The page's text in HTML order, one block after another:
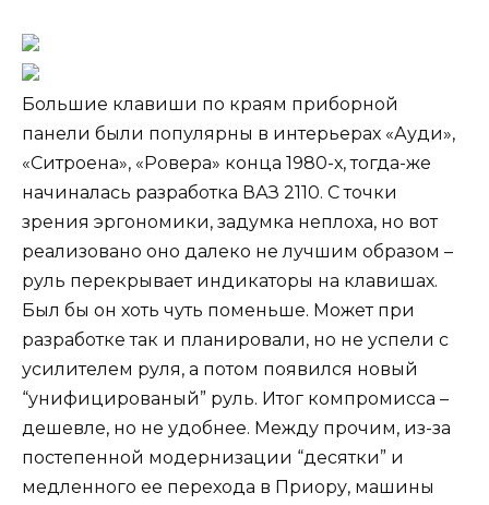
Большие клавиши по краям приборной
панели были популярны в интерьерах «Ауди»,
«Ситроена», «Ровера» конца 1980-х, тогда-же
начиналась разработка ВАЗ 2110. С точки
зрения эргономики, задумка неплоха, но вот
реализовано оно далеко не лучшим образом –
руль перекрывает индикаторы на клавишах.
Был бы он хоть чуть поменьше. Может при
разработке так и планировали, но не успели с
усилителем руля, а потом появился новый
“унифицированый” руль. Итог компромисса –
дешевле, но не удобнее. Между прочим, из-за
постепенной модернизации “десятки” и
медленного ее перехода в Приору, машины